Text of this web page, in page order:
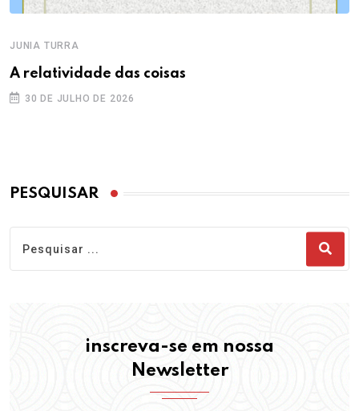
JUNIA TURRA
A relatividade das coisas
30 DE JULHO DE 2026
PESQUISAR
inscreva-se em nossa
Newsletter